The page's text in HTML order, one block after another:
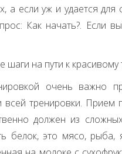
а если уж и удается
Как начать?. Если
шаги на пути к красивому
очень важно
всей тренировки.
должен из
белок, это мясо, рыба,